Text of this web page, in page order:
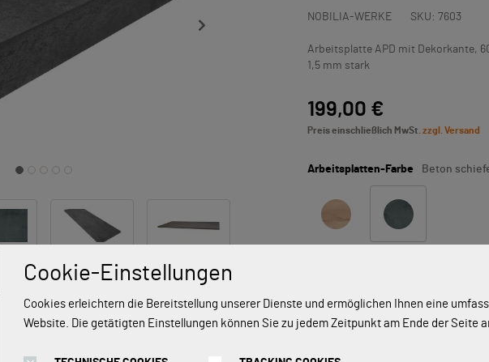
Cookie-Einstellungen
Cookies erleichtern die Bereitstellung unserer Dienste und ermöglichen Ihnen eine
Website. Die getätigten Einstellungen können Sie zu jedem Zeitpunkt am Ende der Seite
NOBILIA-WERKE SKU: 7603
Arbeitsplatte APD mit Dekorkante,
1,5 mm stark
199,00 €
Preis einschließlich MwSt. zzgl. Versand
Arbeitsplatten-Farbe Beton
Bereit zur Lieferung oder Abholung
oder an den im Schritt „Einkauf